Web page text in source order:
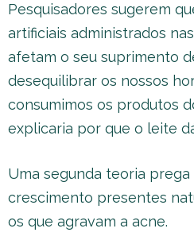
Pesquisadores sugerem
artificiais administrados
afetam o seu suprimento
desequilibrar os nossos
consumimos os produtos
explicaria por que o leite
Uma segunda teoria
crescimento presentes
os que agravam a acne.